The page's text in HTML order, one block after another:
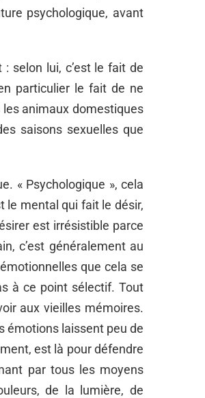
psychologique, avant
selon lui, c’est le fait de
particulier le fait de ne
les animaux domestiques
saisons sexuelles que
« Psychologique », cela
le mental qui fait le désir,
est irrésistible parce
c’est généralement au
que cela se
à ce point sélectif. Tout
aux vieilles mémoires.
émotions laissent peu de
est là pour défendre
par tous les moyens
de la lumière, de